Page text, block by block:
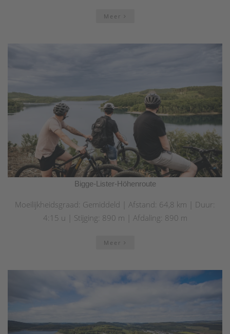
Meer
Bigge-Lister-Höhenroute
Moeilijkheidsgraad: Gemiddeld | Afstand: 64,8 km | Duur:
4:15 u | Stijging: 890 m | Afdaling: 890 m
Meer